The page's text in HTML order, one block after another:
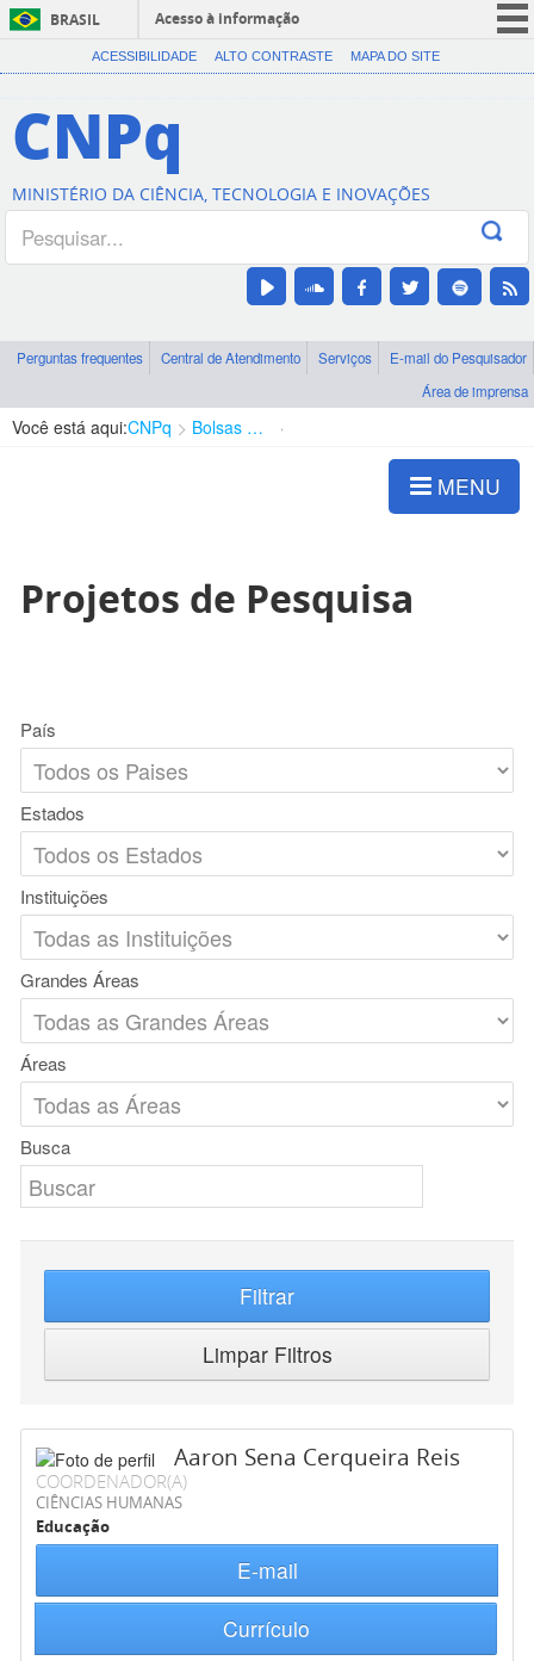
BRASIL
Acesso à informação
CORONAVÍRUS (COVID-19)
Canais
ACESSIBILIDADE ALTO CONTRASTE MAPA DO SITE
CNPq
MINISTÉRIO DA CIÊNCIA, TECNOLOGIA E INOVAÇÕES
Perguntas frequentes Central de Atendimento Serviços
E-mail do Pesquisador
Área de imprensa
Você está aqui:CNPq Bolsas e Auxílios Vigentes
MENU
Projetos de Pesquisa
País
Estados
Instituições
Grandes Áreas
Áreas
Busca
Filtrar
Limpar Filtros
Aaron Sena Cerqueira Reis
COORDENADOR(A)
CIÊNCIAS HUMANAS
Educação
E-mail
Currículo